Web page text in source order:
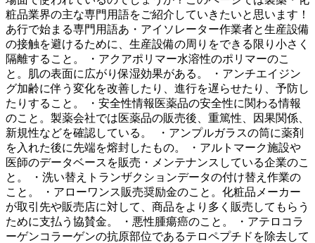
粧品業界の主な専門用語をご紹介していきたいと思います！
あ行で始まる専門用語あ・アイソレーター作業者と生産設備
の接触を避けるために、生産設備の周りをできる限り小さく
隔離すること。 ・アクアポリマー水溶性のポリマーのこ
と。肌の表面に広がり保湿効果がある。 ・アンチエイジン
グ加齢に伴う変化を改善したり、進行を遅らせたり、予防し
たりすること。 ・安全性情報医薬品の安全性に関わる情報
のこと。製薬会社では医薬品の販売後、重篤性、因果関係、
新規性などを確認している。 ・アンプルガラスの筒に薬剤
を入れた後に先端を熔封したもの。 ・アルトマーク施設や
医師のデータベースを販売・メンテナンスしている企業のこ
と。 ・洗い替えトランザクションデータの付け替え作業の
こと。 ・アローワンス販売奨励金のこと。化粧品メーカー
が取引先や販売店に対して、商品をより多く販売してもらう
ために支払う協賛金。 ・悪性腫瘍癌のこと。 ・アテロコラ
ーゲンコラーゲンの抗原部位であるテロペプチドを除去して